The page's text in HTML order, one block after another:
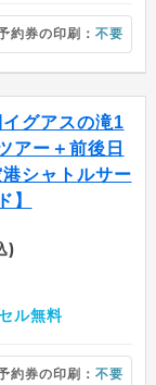
約券の印刷：不要
グアスの滝1
アー＋前後日
シャトルサー
】
)
ル無料
約券の印刷：不要